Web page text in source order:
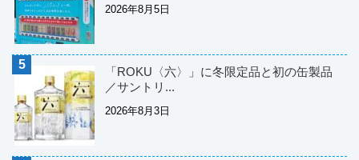
2026年8月5日
「ROKU〈六〉」に冬限定品と初の缶製品
／サントリ...
2026年8月3日